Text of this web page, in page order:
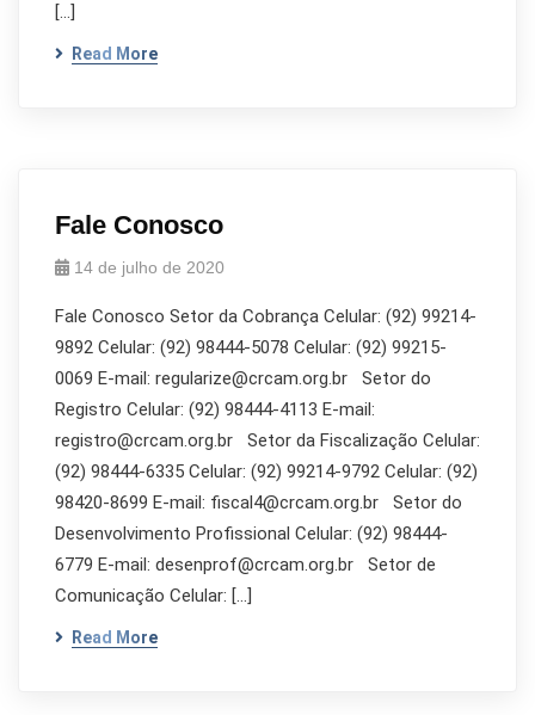
[…]
Read More
Fale Conosco
14 de julho de 2020
Fale Conosco Setor da Cobrança Celular: (92) 99214-
9892 Celular: (92) 98444-5078 Celular: (92) 99215-
0069 E-mail: regularize@crcam.org.br Setor do
Registro Celular: (92) 98444-4113 E-mail:
registro@crcam.org.br Setor da Fiscalização Celular:
(92) 98444-6335 Celular: (92) 99214-9792 Celular: (92)
98420-8699 E-mail: fiscal4@crcam.org.br Setor do
Desenvolvimento Profissional Celular: (92) 98444-
6779 E-mail: desenprof@crcam.org.br Setor de
Comunicação Celular: […]
Read More